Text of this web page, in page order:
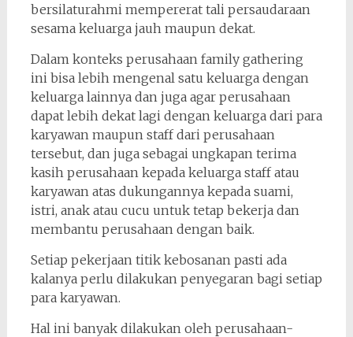
bersilaturahmi mempererat tali persaudaraan
sesama keluarga jauh maupun dekat.
Dalam konteks perusahaan family gathering
ini bisa lebih mengenal satu keluarga dengan
keluarga lainnya dan juga agar perusahaan
dapat lebih dekat lagi dengan keluarga dari para
karyawan maupun staff dari perusahaan
tersebut, dan juga sebagai ungkapan terima
kasih perusahaan kepada keluarga staff atau
karyawan atas dukungannya kepada suami,
istri, anak atau cucu untuk tetap bekerja dan
membantu perusahaan dengan baik.
Setiap pekerjaan titik kebosanan pasti ada
kalanya perlu dilakukan penyegaran bagi setiap
para karyawan.
Hal ini banyak dilakukan oleh perusahaan-